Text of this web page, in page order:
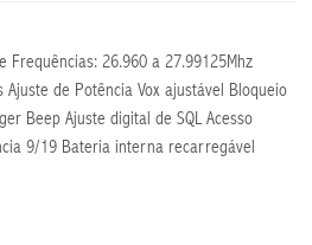
Frequências: 26.960 a 27.99125Mhz
Ajuste de Potência Vox ajustável Bloqueio
Beep Ajuste digital de SQL Acesso
9/19 Bateria interna recarregável